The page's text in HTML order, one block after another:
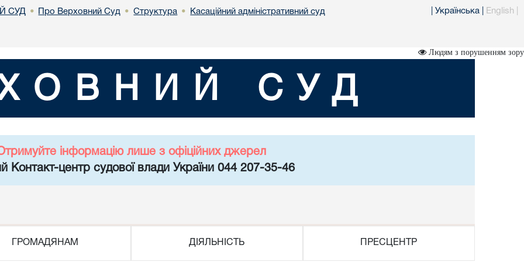
СУД • Про Верховний Суд • Структура • Касаційний адміністративний суд Українська English
Людям з порушенням зору
СУД
інформацію лише з офіційних джерел
Контакт-центр судової влади України 044 207-35-46
ГРОМАДЯНАМ ДІЯЛЬНІСТЬ ПРЕСЦЕНТР